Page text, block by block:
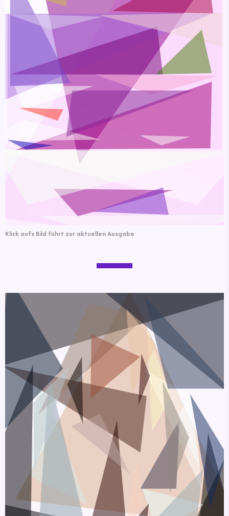
Klick aufs Bild führt zur aktuellen Ausgabe